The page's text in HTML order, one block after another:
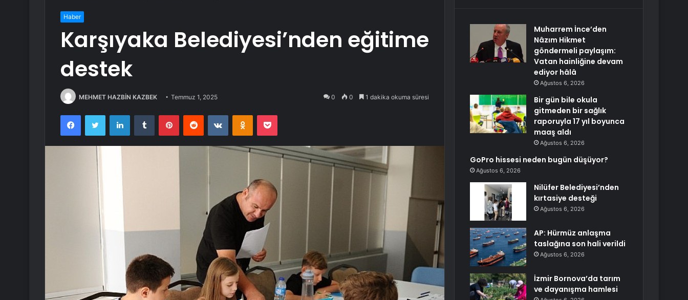
Haber
Karşıyaka Belediyesi’nden eğitime
destek
MEHMET HAZBİN KAZBEK Temmuz 1, 2025 0 0 1 dakika okuma süresi
FacebookTwitter LinkedInTumblr PinterestReddit VKontakteOdnoklassniki
Pocket
Muharrem İnce’den
Nâzım Hikmet
göndermeli paylaşım:
Vatan hainliğine devam
ediyor hâlâ
Ağustos 6, 2026
Bir gün bile okula
gitmeden bir sağlık
raporuyla 17 yıl boyunca
maaş aldı
Ağustos 6, 2026
GoPro hissesi neden bugün düşüyor?
Ağustos 6, 2026
Nilüfer Belediyesi’nden
kırtasiye desteği
Ağustos 6, 2026
AP: Hürmüz anlaşma
taslağına son hali verildi
Ağustos 6, 2026
İzmir Bornova’da tarım
ve dayanışma hamlesi